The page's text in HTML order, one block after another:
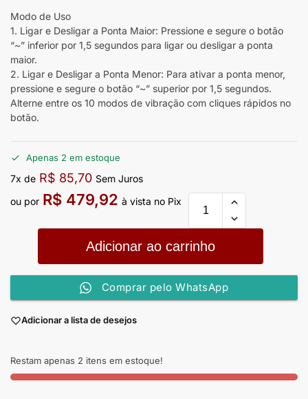
Modo de Uso
1. Ligar e Desligar a Ponta Maior: Pressione e segure o botão
“~” inferior por 1,5 segundos para ligar ou desligar a ponta
maior.
2. Ligar e Desligar a Ponta Menor: Para ativar a ponta menor,
pressione e segure o botão “~” superior por 1,5 segundos.
Alterne entre os 10 modos de vibração com cliques rápidos no
botão.
Apenas 2 em estoque
7x de R$ 85,70 Sem Juros
ou por R$ 479,92 à vista no Pix
Adicionar ao carrinho
Comprar pelo WhatsApp
Adicionar a lista de desejos
Restam apenas 2 itens em estoque!